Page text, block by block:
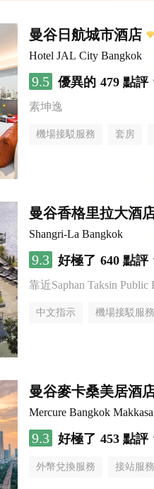
曼谷日航城市酒店
Hotel JAL City Bangkok
9.5 優異的 479 點評
素坤逸
機場接駁服務 套房
曼谷香格里拉大酒
Shangri-La Bangkok
9.3 好極了 640 點評
靠近Saphan Taksin Public
中文指示 機場接駁服務
曼谷麥卡桑美居酒
Mercure Bangkok
9.3 好極了 453 點評
外幣兌換服務 接站服務